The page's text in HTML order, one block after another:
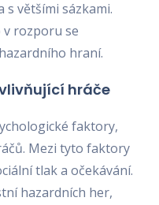
většími sázkami.
rozporu se
hraní.
hráče
faktory,
Mezi tyto faktory
tlak a očekávání.
hazardních her,